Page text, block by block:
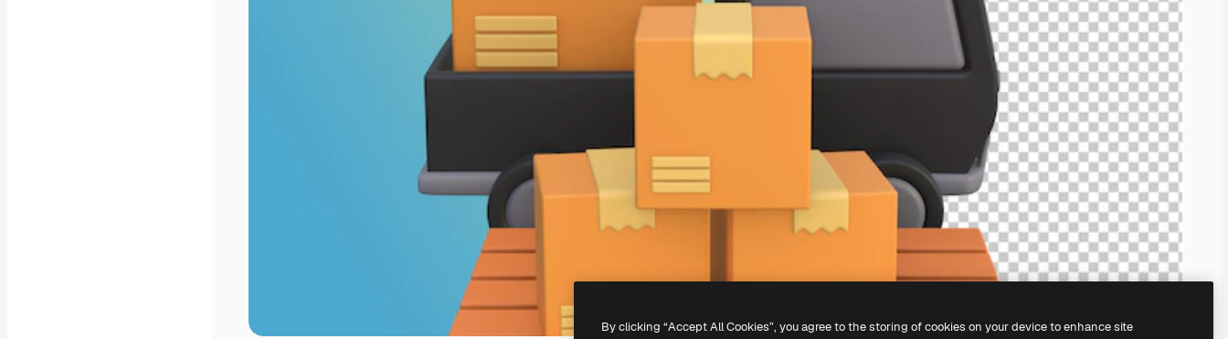
By clicking “Accept All Cookies”, you agree to the storing of cookies on your device to enhance site